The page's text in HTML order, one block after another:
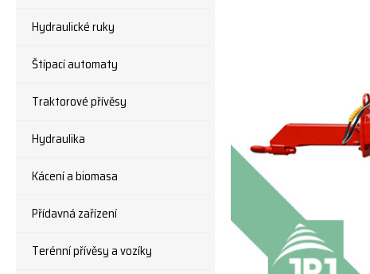
Hydraulické ruky
Štípací automaty
Traktorové přívěsy
Hydraulika
Kácení a biomasa
Přídavná zařízení
Terénní přívěsy a vozíky